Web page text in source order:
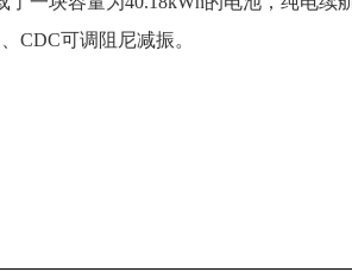
CDC可调阻尼减振。